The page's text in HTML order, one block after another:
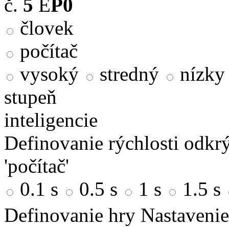
č. 5 EP0
človek
počítač
vysoký
stredný
nízky
stupeň
inteligencie
Definovanie rýchlosti
'počítač'
0.1 s
0.5 s 1 s
1.5 s
Definovanie hry